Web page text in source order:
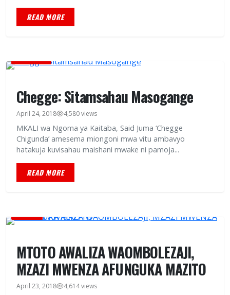
READ MORE
Chegge: Sitamsahau Masogange
April 24, 2018 4,580 views
MKALI wa Ngoma ya Kaitaba, Said Juma ‘Chegge
Chigunda’ amesema miongoni mwa vitu ambavyo
hatakuja kuvisahau maishani mwake ni pamoja...
READ MORE
MTOTO AWALIZA WAOMBOLEZAJI,
MZAZI MWENZA AFUNGUKA MAZITO
April 23, 2018 4,614 views